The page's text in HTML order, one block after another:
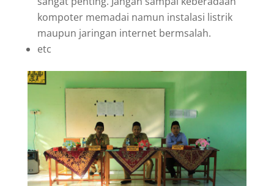
kompoter memadai namun instalasi listrik
maupun jaringan internet bermsalah.
etc